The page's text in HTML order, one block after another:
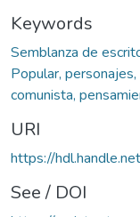
Keywords
Semblanza de
Popular,
comunista,
URI
https://
See / DOI